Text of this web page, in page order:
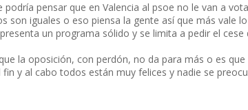
podría pensar que en Valencia al psoe no le van a
son iguales o eso piensa la gente así que más vale
un programa sólido y se limita a pedir el cese
la oposición, con perdón, no da para más o es
fin y al cabo todos están muy felices y nadie se